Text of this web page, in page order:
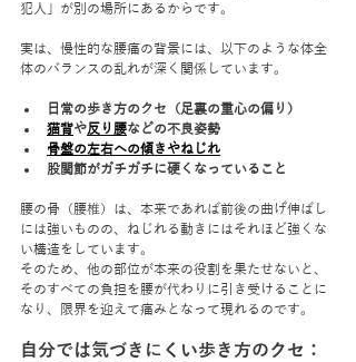
犯人」が別の場所にあるからです。
実は、慢性的な腰痛の背景には、以下のような体全
体のバランスの乱れが深く関係しています。
日常の歩き方のクセ（足裏の重心の偏り）
猫背や反り腰などの不良姿勢
骨盤の左右への傾きやねじれ
股関節がガチガチに硬くなっていること
腰の骨（腰椎）は、本来であれば前後の曲げ伸ばし
には強いものの、ねじれる動きにはそれほど強くな
い構造をしています。
そのため、他の部位が本来の役割を果たせないと、
そのすべての負担を腰が代わりに引き受けることに
なり、限界を迎えて痛みとなって現れるのです。
自分では気づきにくい歩き方のクセ：